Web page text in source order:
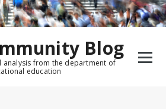
Blog
analysis from the department of
education